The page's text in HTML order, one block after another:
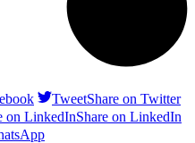
TweetShare on Twitter
on LinkedInShare on LinkedIn